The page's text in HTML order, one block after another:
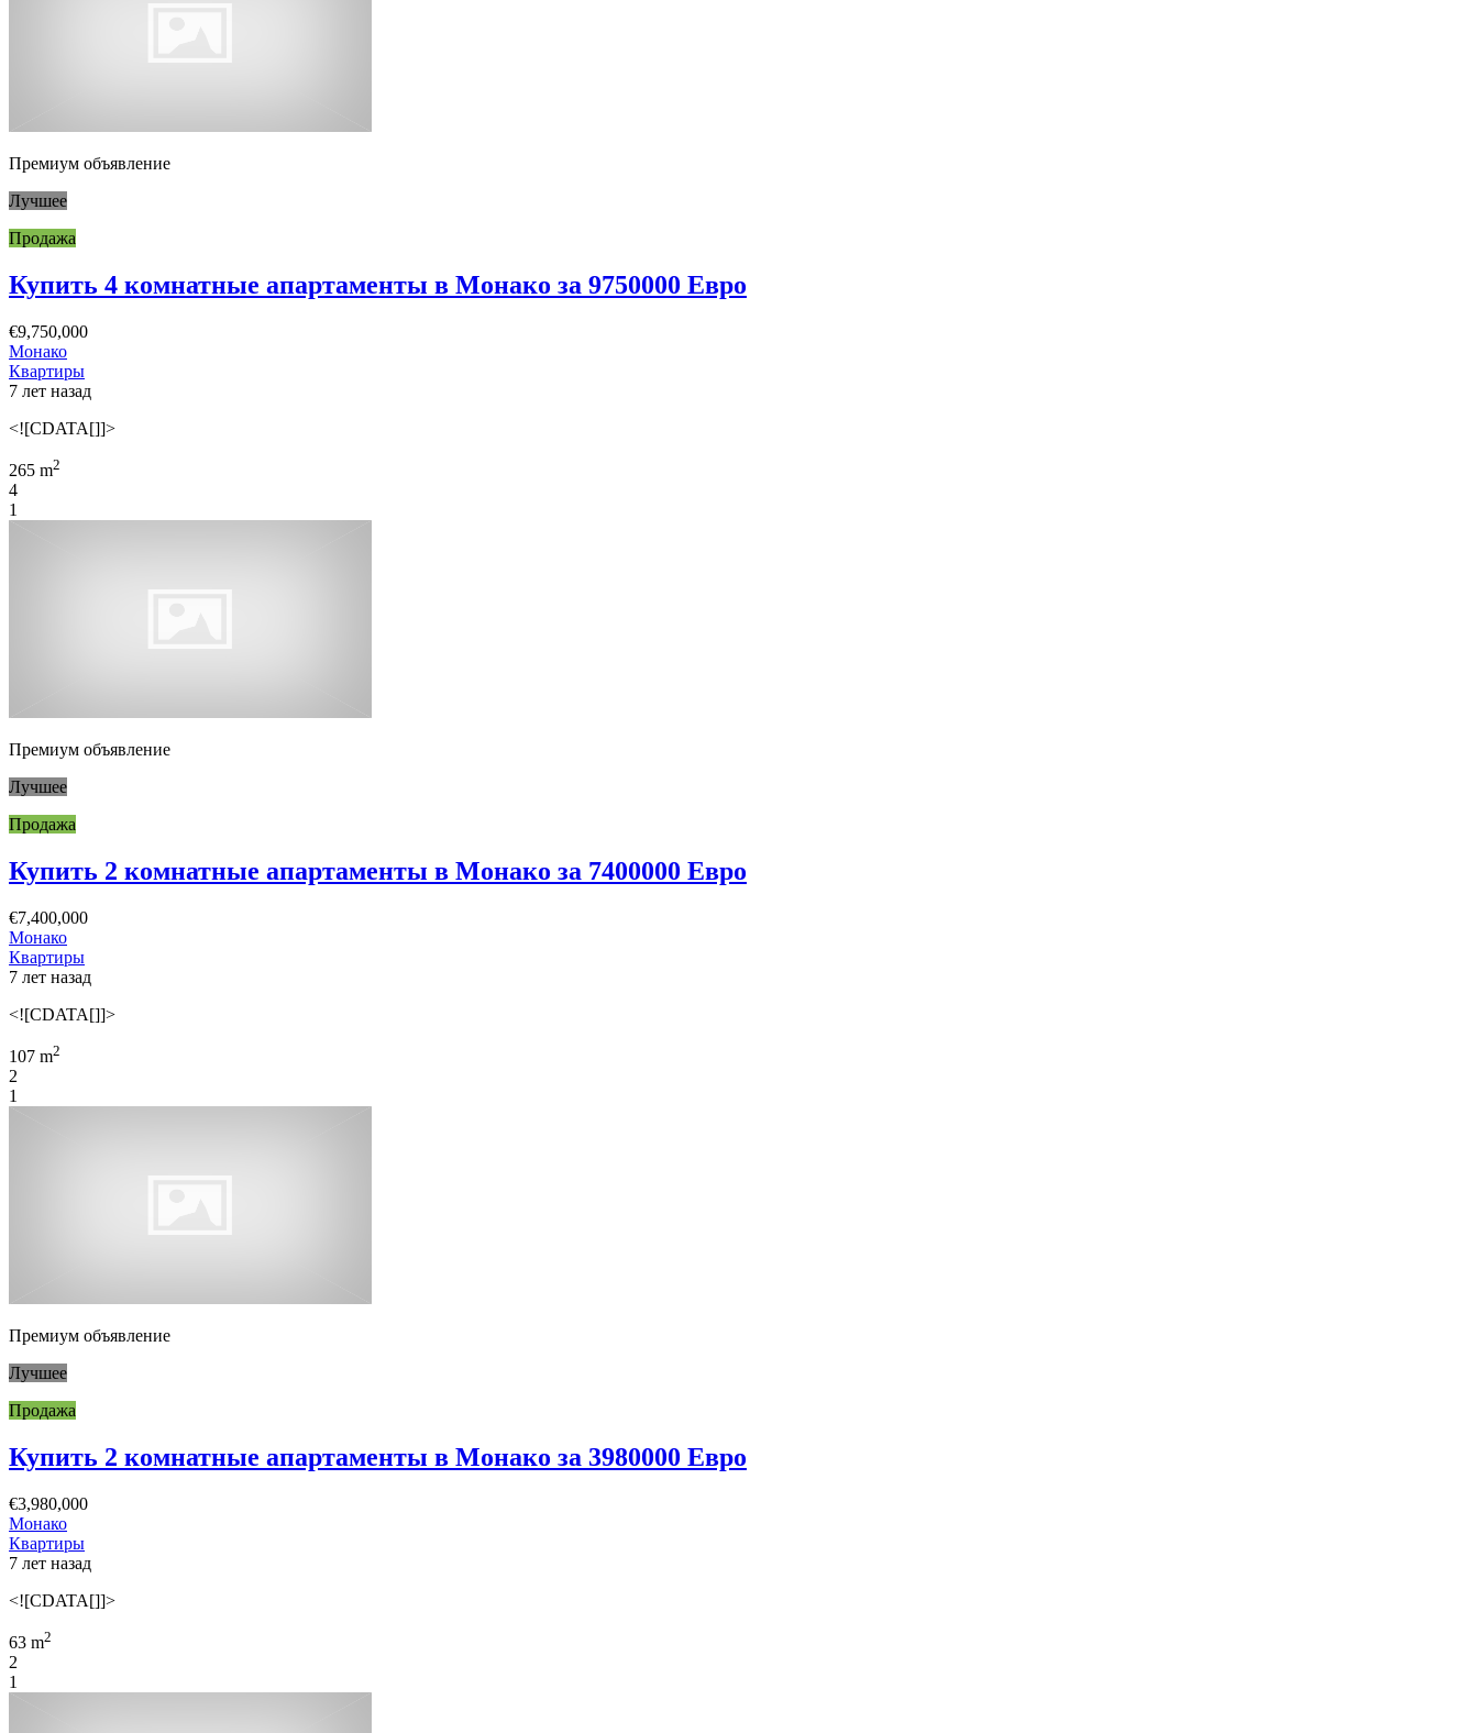
Премиум объявление
Лучшее
Продажа
Купить 4 комнатные апартаменты в Монако за 9750000 Евро
€9,750,000
Монако
Квартиры
7 лет назад
<![CDATA[]]>
265 m2
4
1
Премиум объявление
Лучшее
Продажа
Купить 2 комнатные апартаменты в Монако за 7400000 Евро
€7,400,000
Монако
Квартиры
7 лет назад
<![CDATA[]]>
107 m2
2
1
Премиум объявление
Лучшее
Продажа
Купить 2 комнатные апартаменты в Монако за 3980000 Евро
€3,980,000
Монако
Квартиры
7 лет назад
<![CDATA[]]>
63 m2
2
1